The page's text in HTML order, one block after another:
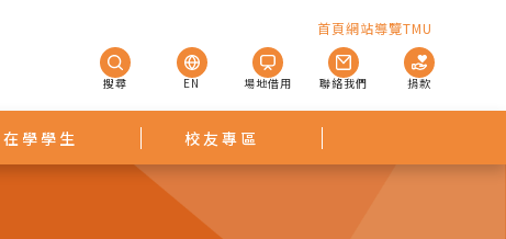
首頁網站導覽TMU
搜尋 EN 場地借用 聯絡我們 捐款
在學學生 校友專區